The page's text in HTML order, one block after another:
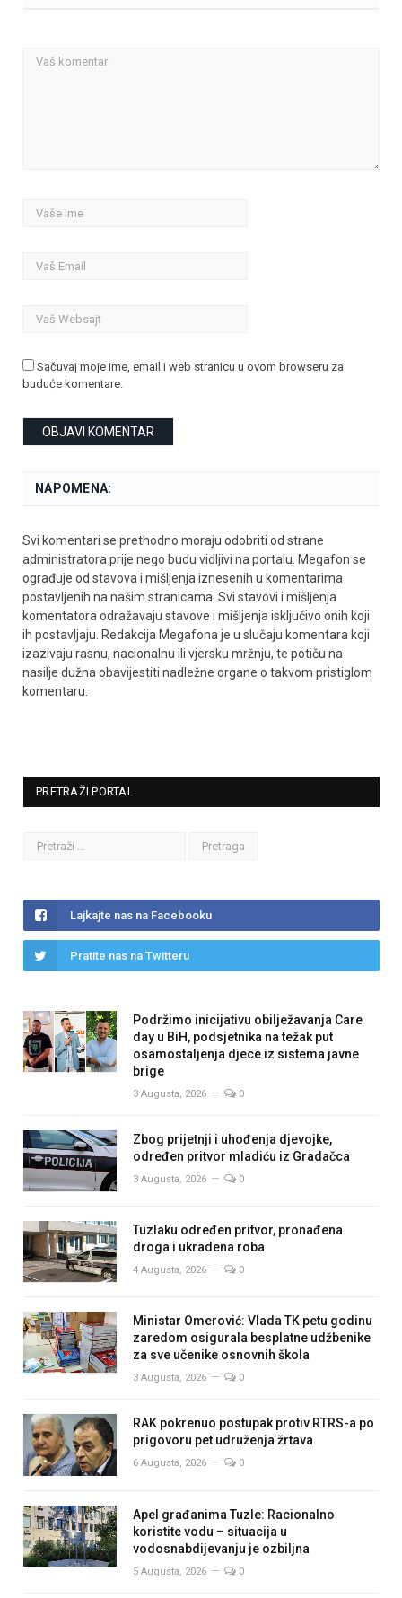
Sačuvaj moje ime, email i web stranicu u ovom browseru za
buduće komentare.
NAPOMENA:
Svi komentari se prethodno moraju odobriti od strane
administratora prije nego budu vidljivi na portalu. Megafon se
ograđuje od stavova i mišljenja iznesenih u komentarima
postavljenih na našim stranicama. Svi stavovi i mišljenja
komentatora odražavaju stavove i mišljenja isključivo onih koji
ih postavljaju. Redakcija Megafona je u slučaju komentara koji
izazivaju rasnu, nacionalnu ili vjersku mržnju, te potiču na
nasilje dužna obavijestiti nadležne organe o takvom pristiglom
komentaru.
PRETRAŽI PORTAL
Lajkajte nas na Facebooku
Pratite nas na Twitteru
Podržimo inicijativu obilježavanja Care
day u BiH, podsjetnika na težak put
osamostaljenja djece iz sistema javne
brige
3 Augusta, 2026 0
Zbog prijetnji i uhođenja djevojke,
određen pritvor mladiću iz Gradačca
3 Augusta, 2026 0
Tuzlaku određen pritvor, pronađena
droga i ukradena roba
4 Augusta, 2026 0
Ministar Omerović: Vlada TK petu godinu
zaredom osigurala besplatne udžbenike
za sve učenike osnovnih škola
3 Augusta, 2026 0
RAK pokrenuo postupak protiv RTRS-a po
prigovoru pet udruženja žrtava
6 Augusta, 2026 0
Apel građanima Tuzle: Racionalno
koristite vodu – situacija u
vodosnabdijevanju je ozbiljna
5 Augusta, 2026 0